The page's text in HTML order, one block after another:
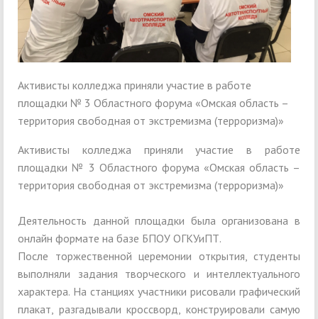
Активисты колледжа приняли участие в работе
площадки № 3 Областного форума «Омская область –
территория свободная от экстремизма (терроризма)»
Активисты колледжа приняли участие в работе
площадки № 3 Областного форума «Омская область –
территория свободная от экстремизма (терроризма)»
Деятельность данной площадки была организована в
онлайн формате на базе БПОУ ОГКУиПТ.
После торжественной церемонии открытия, студенты
выполняли задания творческого и интеллектуального
характера. На станциях участники рисовали графический
плакат, разгадывали кроссворд, конструировали самую